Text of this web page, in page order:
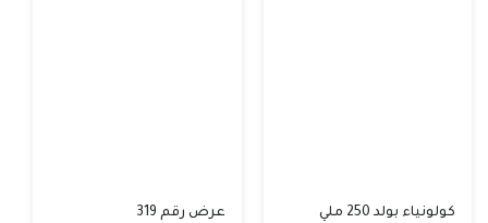
عرض رقم 319 كولونياء بولد 250 ملي